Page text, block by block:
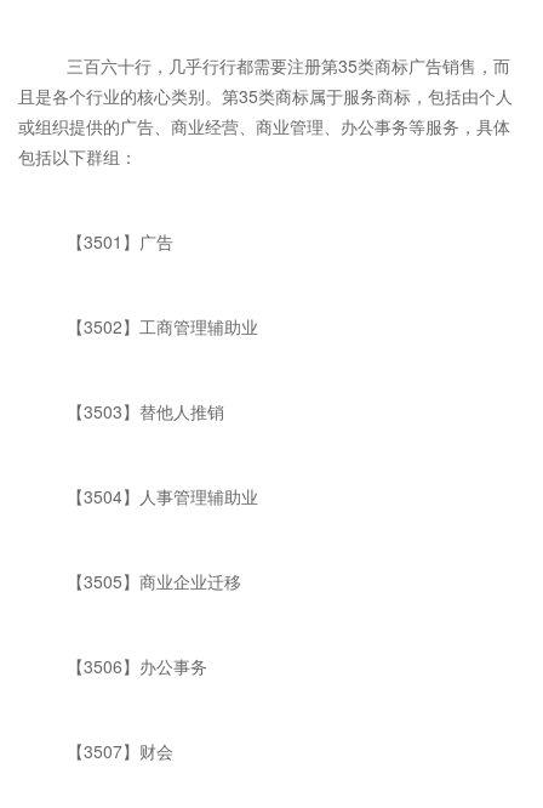
三百六十行，几乎行行都需要注册第35类商标广告销售，而
且是各个行业的核心类别。第35类商标属于服务商标，包括由个人
或组织提供的广告、商业经营、商业管理、办公事务等服务，具体
包括以下群组：
【3501】广告
【3502】工商管理辅助业
【3503】替他人推销
【3504】人事管理辅助业
【3505】商业企业迁移
【3506】办公事务
【3507】财会